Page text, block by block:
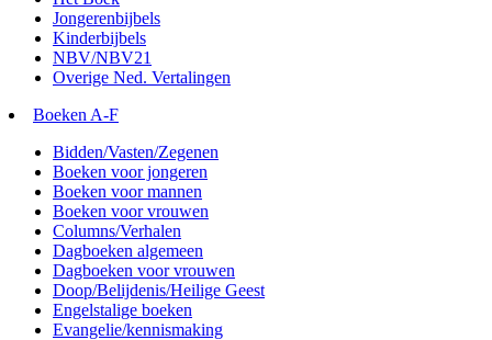
Jongerenbijbels
Kinderbijbels
NBV/NBV21
Overige Ned. Vertalingen
Boeken A-F
Bidden/Vasten/Zegenen
Boeken voor jongeren
Boeken voor mannen
Boeken voor vrouwen
Columns/Verhalen
Dagboeken algemeen
Dagboeken voor vrouwen
Doop/Belijdenis/Heilige Geest
Engelstalige boeken
Evangelie/kennismaking